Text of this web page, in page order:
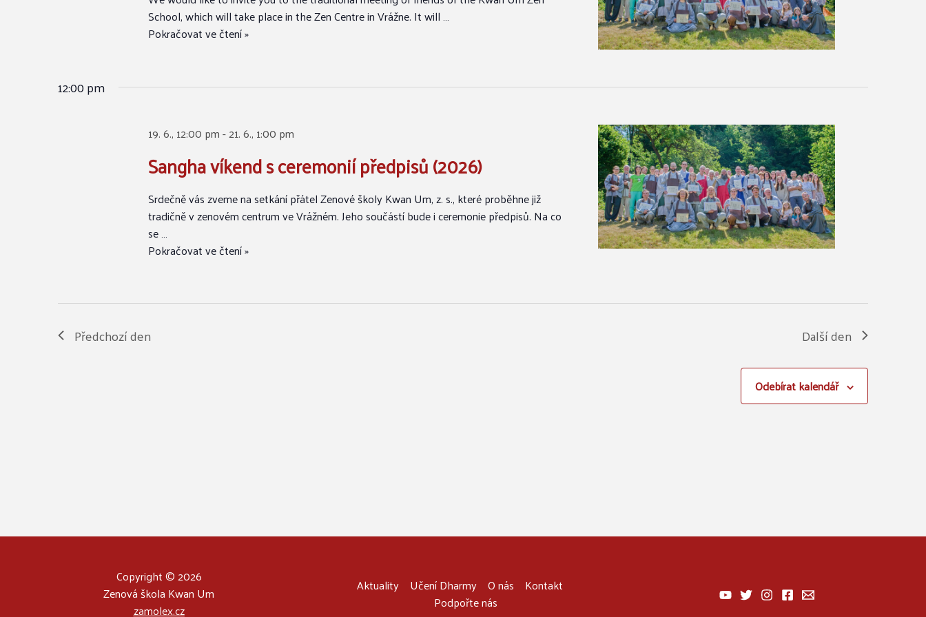
School, which will take place in the Zen Centre in Vrážne. It will …
Pokračovat ve čtení »
12:00 pm
19. 6., 12:00 pm-21. 6., 1:00 pm
Sangha víkend s ceremonií předpisů (2026)
Srdečně vás zveme na setkání přátel Zenové školy Kwan Um, z. s., které proběhne již
tradičně v zenovém centrum ve Vrážném. Jeho součástí bude i ceremonie předpisů. Na co
se …
Pokračovat ve čtení »
Předchozí den Další den
Odebírat kalendář
Copyright © 2026
Zenová škola Kwan Um
zamolex.cz
Aktuality Učení Dharmy O nás
Kontakt
Podpořte nás